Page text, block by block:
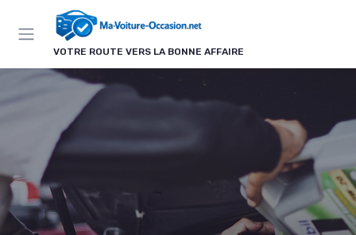
VOTRE ROUTE VERS LA BONNE AFFAIRE
Panneau de gestion des cookies